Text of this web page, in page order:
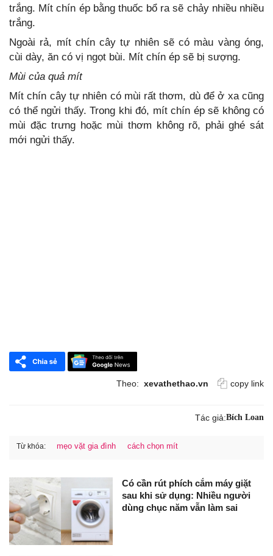
trắng. Mít chín ép bằng thuốc bổ ra sẽ chảy nhiều nhiều
trắng.
Ngoài rả, mít chín cây tự nhiên sẽ có màu vàng óng,
cùi dày, ăn có vị ngọt bùi. Mít chín ép sẽ bị sượng.
Mùi của quả mít
Mít chín cây tự nhiên có mùi rất thơm, dù để ở xa cũng
có thể ngửi thấy. Trong khi đó, mít chín ép sẽ không có
mùi đặc trưng hoặc mùi thơm không rõ, phải ghé sát
mới ngửi thấy.
Theo: xevathethao.vn copy link
Tác giả:Bích Loan
Từ khóa: mẹo vặt gia đình cách chọn mít
Có cần rút phích cắm máy giặt
sau khi sử dụng: Nhiều người
dùng chục năm vẫn làm sai